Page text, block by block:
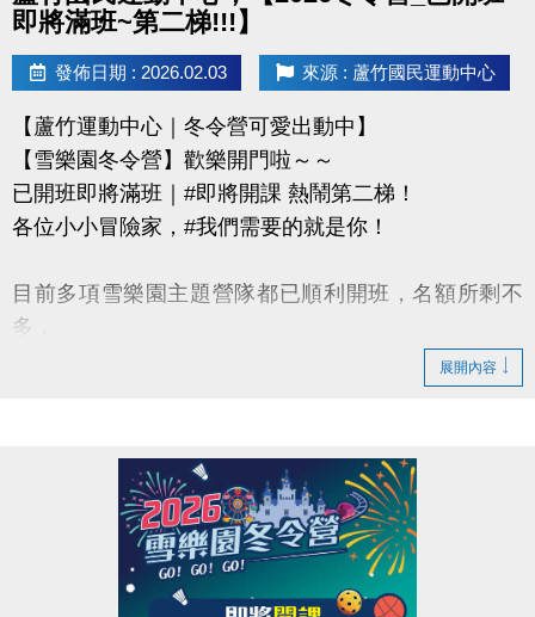
即將滿班~第二梯!!!】
發佈日期 : 2026.02.03 來源 : 蘆竹國民運動中心
【蘆竹運動中心｜冬令營可愛出動中】
【雪樂園冬令營】歡樂開門啦～～
已開班即將滿班｜#即將開課 熱鬧第二梯！
各位小小冒險家，#我們需要的就是你！
目前多項雪樂園主題營隊都已順利開班，名額所剩不
多，
還有部分課程即將開課，只差幾位小小探險家就能啟
留下最歡樂、最難忘的冬日回憶吧～
【加碼優惠】
凡報名球類營隊任兩梯享9折優惠，三梯享88折優惠!!
【報名資訊】開課前皆可報名，把握最後機會！
展開內容